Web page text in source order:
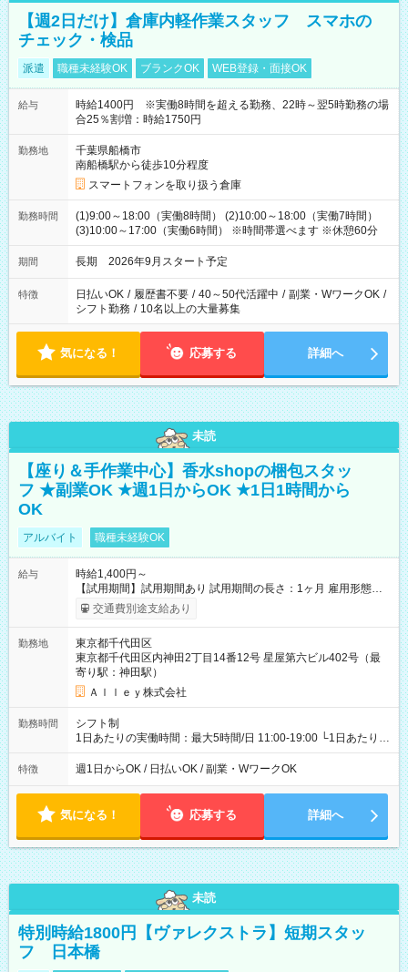
【週2日だけ】倉庫内軽作業スタッフ スマホの
チェック・検品
派遣 職種未経験OK ブランクOK WEB登録・面接OK
給与
時給1400円 ※実働8時間を超える勤務、22時～翌5時勤務の場
合25％割増：時給1750円
勤務地
千葉県船橋市
南船橋駅から徒歩10分程度
スマートフォンを取り扱う倉庫
勤務時間
(1)9:00～18:00（実働8時間） (2)10:00～18:00（実働7時間）
(3)10:00～17:00（実働6時間） ※時間帯選べます ※休憩60分
期間 長期 2026年9月スタート予定
特徴 日払いOK / 履歴書不要 / 40～50代活躍中 / 副業・WワークOK /
シフト勤務 / 10名以上の大量募集
気になる！ 応募する 詳細へ
未読
【座り＆手作業中心】香水shopの梱包スタッ
フ ★副業OK ★週1日からOK ★1日1時間から
OK
アルバイト 職種未経験OK
給与
時給1,400円～
【試用期間】試用期間あり 試用期間の長さ：1ヶ月 雇用形態、
給与は本採用時と同じです。
交通費別途支給あり
勤務地
東京都千代田区
東京都千代田区内神田2丁目14番12号 星屋第六ビル402号（最
寄り駅：神田駅）
Ａｌｌｅｙ株式会社
勤務時間
シフト制
1日あたりの実働時間：最大5時間/日 11:00-19:00 └1日あたりの
実働時間：1-5時間 └上記の時間帯内であれば、いつでも勤務可
能！ └平日・土曜日の中で、お好きな曜日でご勤務いただけま
18:00 などのように、自由な働き方が可能なお仕事です！
特徴 週1日からOK / 日払いOK / 副業・WワークOK
気になる！ 応募する 詳細へ
未読
特別時給1800円【ヴァレクストラ】短期スタッ
フ 日本橋